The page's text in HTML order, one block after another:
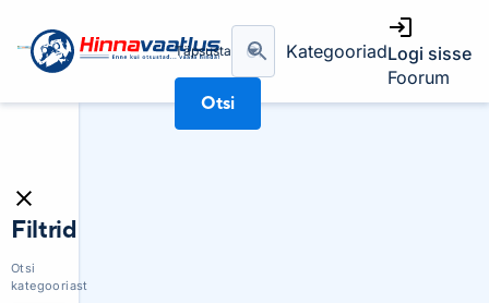
Täpsusta
Otsi
KategooriadLogi sisse
Foorum
Filtrid
Otsi
kategooriast